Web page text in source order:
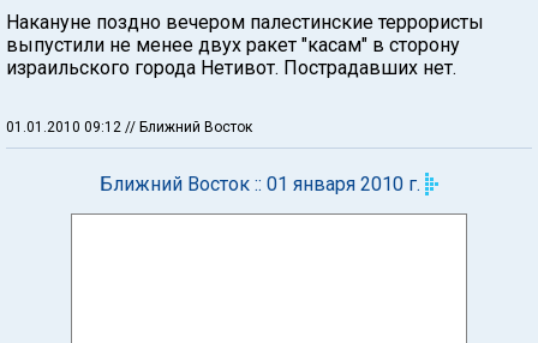
Накануне поздно вечером палестинские террористы
выпустили не менее двух ракет "касам" в сторону
израильского города Нетивот. Пострадавших нет.
01.01.2010 09:12 // Ближний Восток
Ближний Восток :: 01 января 2010 г.